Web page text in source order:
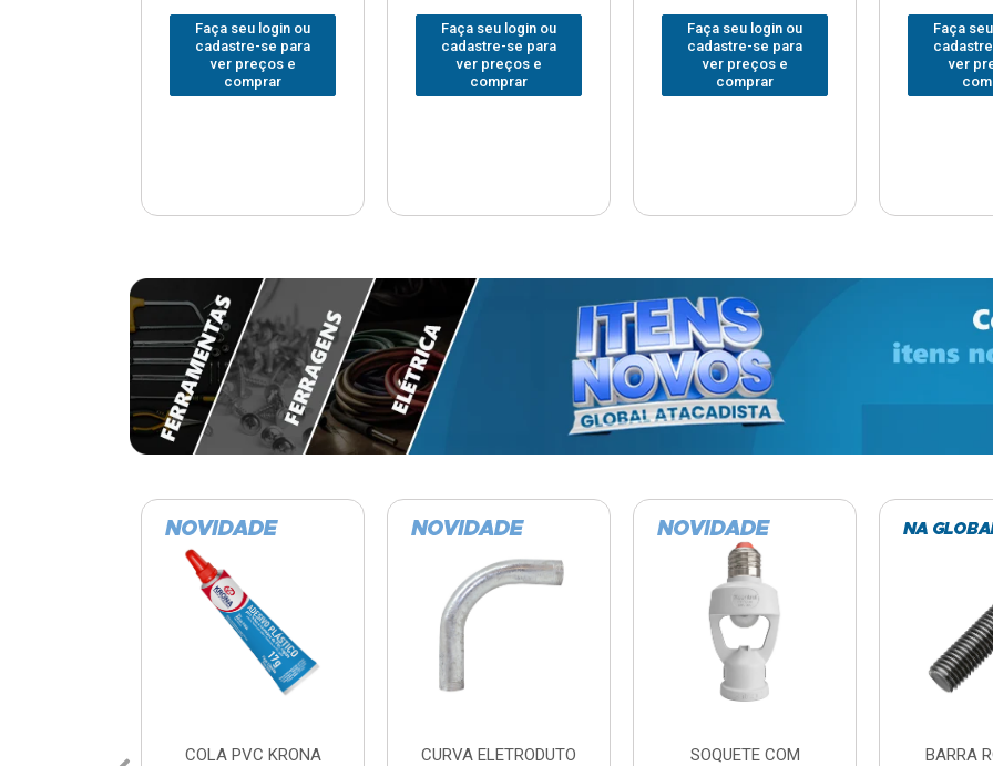
Faça seu login ou
cadastre-se para
ver preços e
comprar
Faça seu login ou
cadastre-se para
ver preços e
comprar
Faça seu login ou
cadastre-se para
ver preços e
comprar
Faça
ver
CURVA ELETRODUTO
SOQUETE COM
BARRA ROSCADA